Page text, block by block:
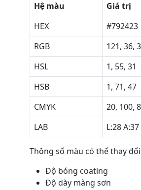
Hệ màu
Giá trị
HEX
#792423
RGB
121, 36,
HSL
1, 55, 31
HSB
1, 71, 47
CMYK
20, 100,
LAB
L:28
Thông số màu có thể thay
Độ bóng coating
Độ dày màng sơn